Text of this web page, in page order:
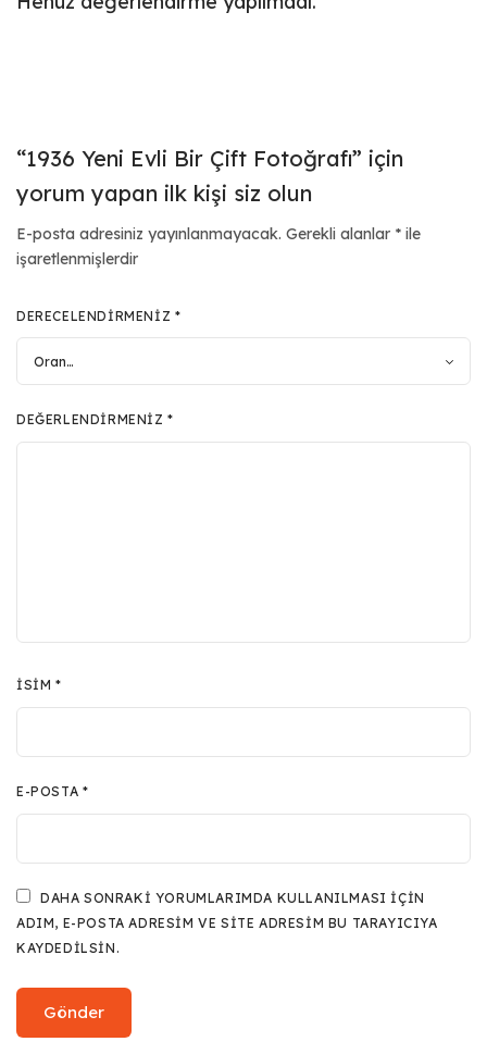
“1936 Yeni Evli Bir Çift Fotoğrafı” için
yorum yapan ilk kişi siz olun
E-posta adresiniz yayınlanmayacak. Gerekli alanlar * ile
işaretlenmişlerdir
DERECELENDIRMENIZ *
DEĞERLENDIRMENIZ*
İSIM*
E-POSTA *
DAHA SONRAKI YORUMLARIMDA KULLANILMASI IÇIN
ADIM, E-POSTA ADRESIM VE SITE ADRESIM BU TARAYICIYA
KAYDEDILSIN.